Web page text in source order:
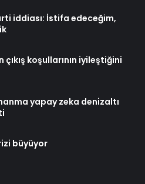
iddiası: İstifa edeceğim,
koşullarının iyileştiğini
yapay zeka denizaltı
büyüyor